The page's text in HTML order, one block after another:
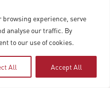
browsing experience, serve
analyse our traffic. By
to our use of cookies.
All Accept All